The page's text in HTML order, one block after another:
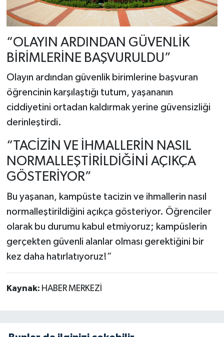
“OLAYIN ARDINDAN GÜVENLİK
BİRİMLERİNE BAŞVURULDU”
Olayın ardından güvenlik birimlerine başvuran
öğrencinin karşılaştığı tutum, yaşananın
ciddiyetini ortadan kaldırmak yerine güvensizliği
derinleştirdi.
“TACİZİN VE İHMALLERİN NASIL
NORMALLEŞTİRİLDİĞİNİ AÇIKÇA
GÖSTERİYOR”
Bu yaşanan, kampüste tacizin ve ihmallerin nasıl
normalleştirildiğini açıkça gösteriyor. Öğrenciler
olarak bu durumu kabul etmiyoruz; kampüslerin
gerçekten güvenli alanlar olması gerektiğini bir
kez daha hatırlatıyoruz!”
Kaynak: HABER MERKEZİ